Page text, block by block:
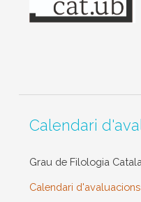
Calendari
Grau de Filologia
Calendari